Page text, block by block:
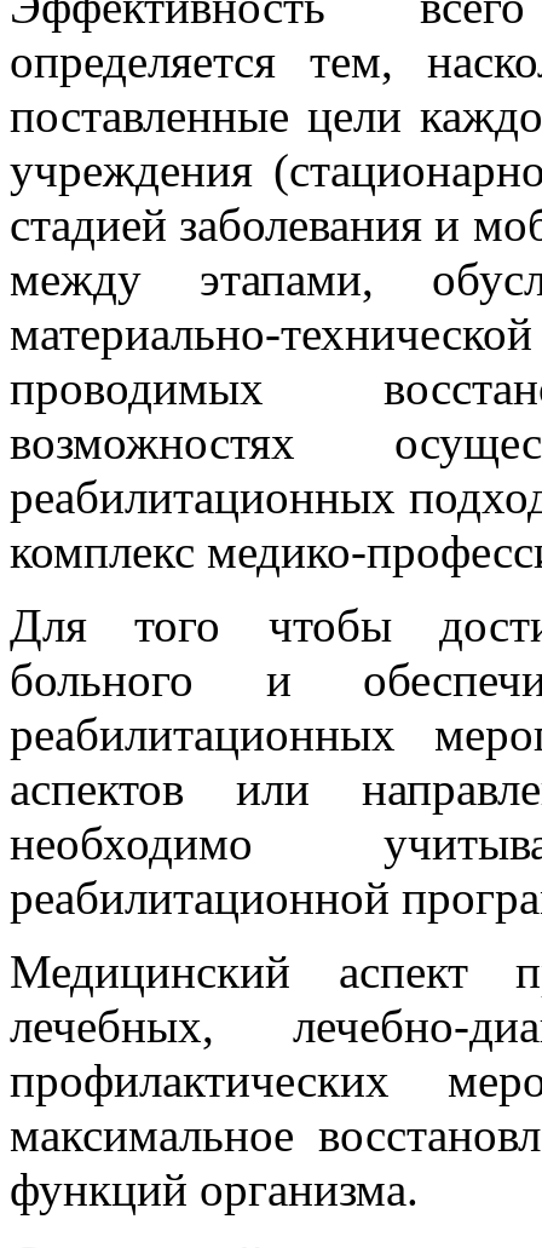
определяется тем,
поставленные цели
учреждения
стадией заболевания и
между этапами,
материально-
проводимых
возможностях
реабилитационных
комплекс медико-
Для того чтобы
больного и
реабилитационных
аспектов или
необходимо
реабилитационной
Медицинский аспект
лечебных, лечебно-
профилактических
максимальное
функций организма.